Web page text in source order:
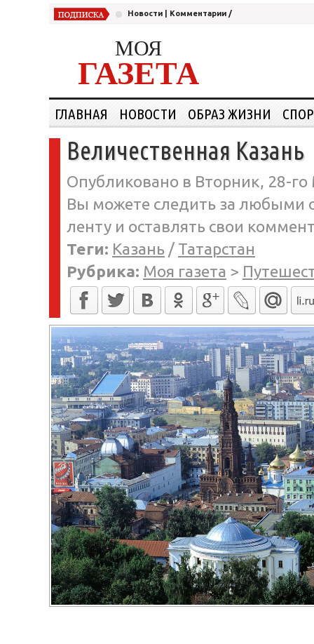
Новости Комментарии /
МОЯ
ГАЗЕТА
ГЛАВНАЯ НОВОСТИ ОБРАЗ ЖИЗНИ
Величественная Казань
Опубликовано в Вторник, 28-го
Вы можете следить за любыми
ленту и оставлять свои
Теги: Казань / Татарстан
Рубрика: Моя газета >